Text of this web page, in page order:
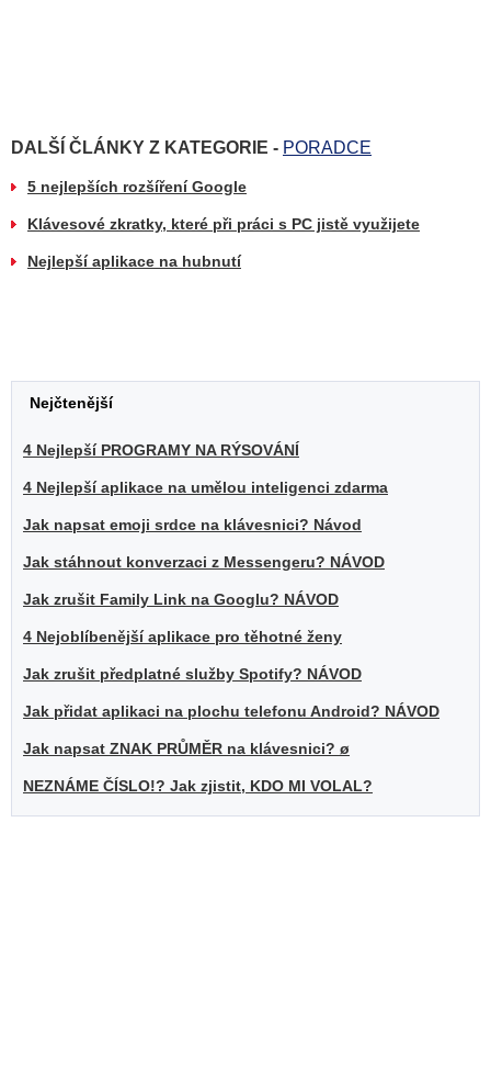
DALŠÍ ČLÁNKY Z KATEGORIE - PORADCE
5 nejlepších rozšíření Google
Klávesové zkratky, které při práci s PC jistě využijete
Nejlepší aplikace na hubnutí
Nejčtenější
4 Nejlepší PROGRAMY NA RÝSOVÁNÍ
4 Nejlepší aplikace na umělou inteligenci zdarma
Jak napsat emoji srdce na klávesnici? Návod
Jak stáhnout konverzaci z Messengeru? NÁVOD
Jak zrušit Family Link na Googlu? NÁVOD
4 Nejoblíbenější aplikace pro těhotné ženy
Jak zrušit předplatné služby Spotify? NÁVOD
Jak přidat aplikaci na plochu telefonu Android? NÁVOD
Jak napsat ZNAK PRŮMĚR na klávesnici? ø
NEZNÁME ČÍSLO!? Jak zjistit, KDO MI VOLAL?